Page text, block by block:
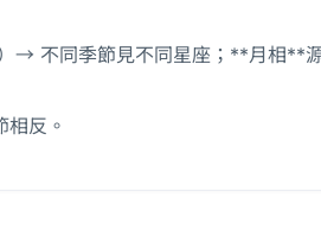
不同季節見不同星座；**月相**
反。